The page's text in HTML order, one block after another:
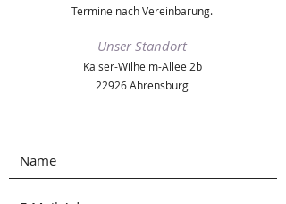
Termine nach Vereinbarung.
Unser Standort
Kaiser-Wilhelm-Allee 2b
22926 Ahrensburg